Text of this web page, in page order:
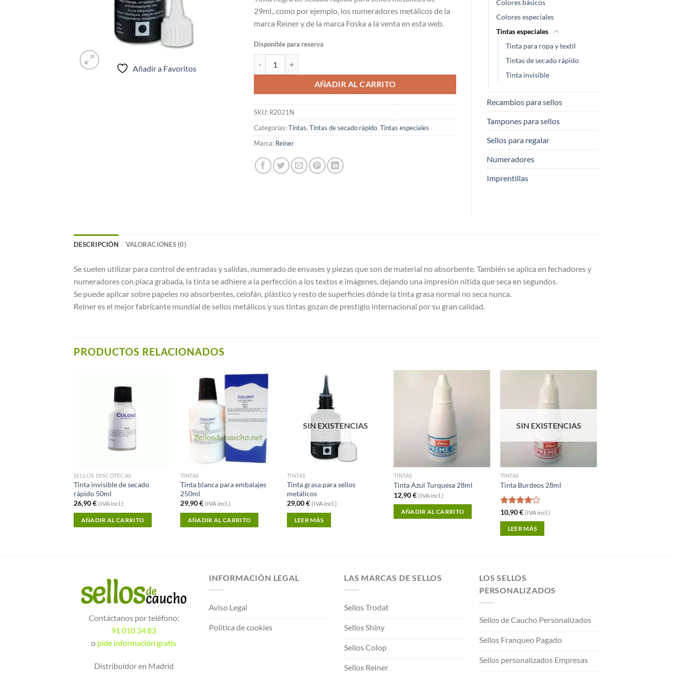
Añadir a Favoritos
29ml., como por ejemplo, los numeradores metálicos de la
marca Reiner y de la marca Foska a la venta en esta web.
Disponible para reserva
AÑADIR AL CARRITO
SKU: R2021N
Categorías:Tintas, Tintas de secado rápido, Tintas especiales
Marca: Reiner
Colores básicos
Colores especiales
Tintas especiales
Tinta para ropa y textil
Tintas de secado rápido
Tinta invisible
Recambios para sellos
Tampones para sellos
Sellos para regalar
Numeradores
Imprentillas
DESCRIPCIÓN VALORACIONES (0)
Se suelen utilizar para control de entradas y salidas, numerado de envases y piezas que son de material no absorbente. También se aplica en fechadores y
numeradores con placa grabada, la tinta se adhiere a la perfección a los textos e imágenes, dejando una impresión nítida que seca en segundos.
Se puede aplicar sobre papeles no absorbentes, celofán, plástico y resto de superficies dónde la tinta grasa normal no seca nunca.
Reiner es el mejor fabricante mundial de sellos metálicos y sus tintas gozan de prestigio internacional por su gran calidad.
PRODUCTOS RELACIONADOS
SELLOS DISCOTECAS
Tinta invisible de secado
rápido 50ml
26,90€ (IVA incl.)
AÑADIR AL CARRITO
Añadir a
Favoritos
TINTAS
Tinta blanca para embalajes
250ml
29,90€ (IVA incl.)
AÑADIR AL CARRITO
SIN EXISTENCIAS
TINTAS
Tinta grasa para sellos
metálicos
29,00€ (IVA incl.)
LEER MÁS
TINTAS
Tinta Azul Turquesa 28ml
12,90€ (IVA incl.)
AÑADIR AL CARRITO
SIN EXISTENCIAS
TINTAS
Tinta Burdeos 28ml
Valorado
con4.00
de 5
10,90€ (IVA incl.)
LEER MÁS
Contáctanos por teléfono:
91 010 34 83
o pide información gratis
Distribuidor en Madrid
INFORMACIÓN LEGAL
Aviso Legal
Política de cookies
LAS MARCAS DE SELLOS
Sellos Trodat
Sellos Shiny
Sellos Colop
Sellos Reiner
LOS SELLOS
PERSONALIZADOS
Sellos de Caucho Personalizados
Sellos Franqueo Pagado
Sellos personalizados Empresas